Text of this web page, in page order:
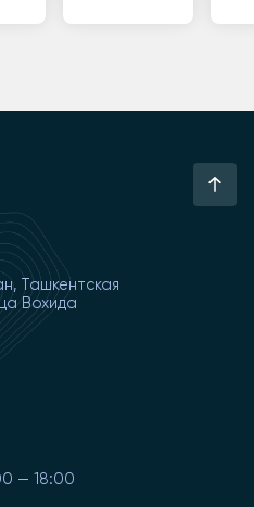
Ташкентская
Вохида
— 18:00